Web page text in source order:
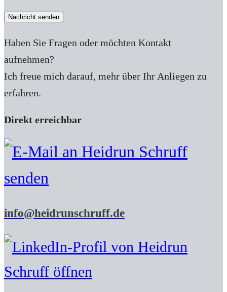
Haben Sie Fragen oder möchten Kontakt
aufnehmen?
Ich freue mich darauf, mehr über Ihr Anliegen zu
erfahren.
Direkt erreichbar
info@heidrunschruff.de